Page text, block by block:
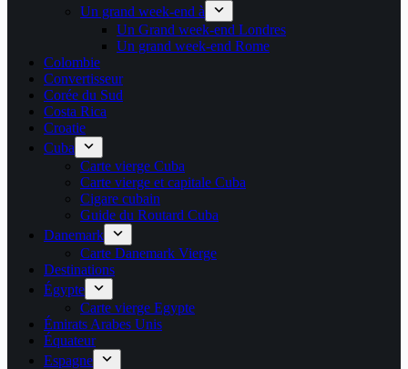
Un grand week-end à
Un Grand week-end Londres
Un grand week-end Rome
Colombie
Convertisseur
Corée du Sud
Costa Rica
Croatie
Cuba
Carte vierge Cuba
Carte vierge et capitale Cuba
Cigare cubain
Guide du Routard Cuba
Danemark
Carte Danemark Vierge
Destinations
Égypte
Carte vierge Egypte
Émirats Arabes Unis
Équateur
Espagne